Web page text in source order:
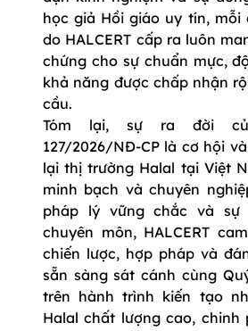
học giả Hồi giáo uy tín, mỗi
do HALCERT cấp ra luôn
chứng cho sự chuẩn mực,
khả năng được chấp nhận
cầu.
Tóm lại, sự ra đời
127/2026/NĐ-CP là cơ hội
lại thị trường Halal tại Việt
minh bạch và chuyên
pháp lý vững chắc và
chuyên môn, HALCERT
chiến lược, hợp pháp và
sẵn sàng sát cánh cùng
trên hành trình kiến tạo
Halal chất lượng cao, chinh